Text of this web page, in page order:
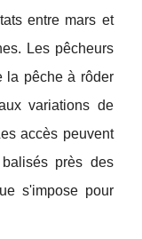
entre mars et
Les pêcheurs
la pêche à rôder
variations de
accès peuvent
près des
s'impose pour